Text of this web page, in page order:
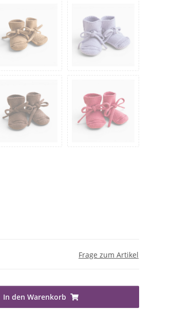
Frage zum Artikel
In den Warenkorb